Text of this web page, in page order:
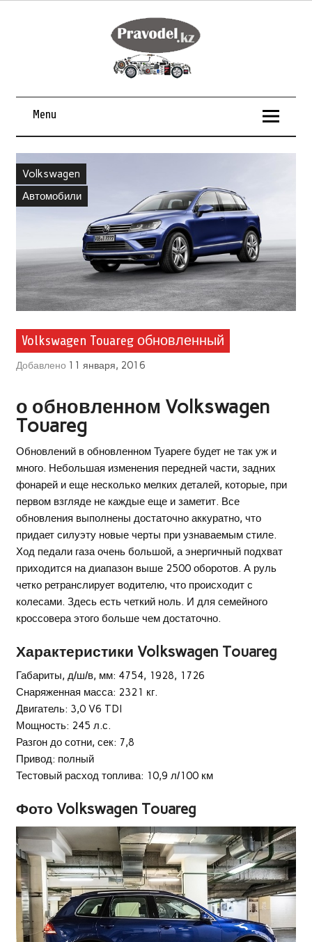
Menu
Volkswagen
Автомобили
Volkswagen Touareg обновленный
Добавлено 11 января, 2016
о обновленном Volkswagen
Touareg
Обновлений в обновленном Туареге будет не так уж и
много. Небольшая изменения передней части, задних
фонарей и еще несколько мелких деталей, которые, при
первом взгляде не каждые еще и заметит. Все
обновления выполнены достаточно аккуратно, что
придает силуэту новые черты при узнаваемым стиле.
Ход педали газа очень большой, а энергичный подхват
приходится на диапазон выше 2500 оборотов. А руль
четко ретранслирует водителю, что происходит с
колесами. Здесь есть четкий ноль. И для семейного
кроссовера этого больше чем достаточно.
Характеристики Volkswagen Touareg
Габариты, д/ш/в, мм: 4754, 1928, 1726
Снаряженная масса: 2321 кг.
Двигатель: 3,0 V6 TDI
Мощность: 245 л.с.
Разгон до сотни, сек: 7,8
Привод: полный
Тестовый расход топлива: 10,9 л/100 км
Фото Volkswagen Touareg